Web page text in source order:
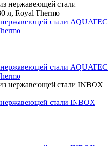
нержавеющей стали AQUATEC
нержавеющей стали AQUATEC
нержавеющей стали INBOX